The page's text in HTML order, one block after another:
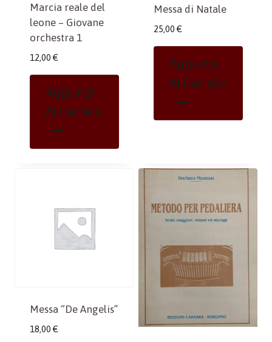
Marcia reale del
leone – Giovane
orchestra 1
12,00 €
Aggiungi
Al Carrello
Messa di Natale
25,00 €
Aggiungi
Al Carrello
Messa “De Angelis”
18,00 €